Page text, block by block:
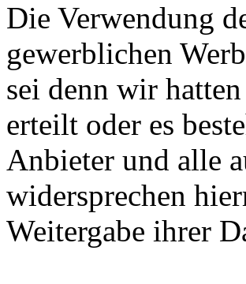
Die Verwendung
gewerblichen
sei denn wir
erteilt oder es
Anbieter und alle
widersprechen
Weitergabe ihrer